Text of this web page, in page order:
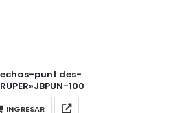
punt des-
100
INGRESAR